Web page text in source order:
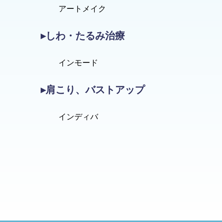
アートメイク
▸しわ・たるみ治療
インモード
▸肩こり、バストアップ
インディバ